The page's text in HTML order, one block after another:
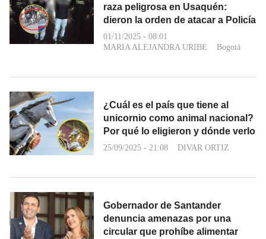
raza peligrosa en Usaquén:
dieron la orden de atacar a Policía
01/11/2025 - 08:01
MARIA ALEJANDRA URIBE
Bogotá
¿Cuál es el país que tiene al
unicornio como animal nacional?
Por qué lo eligieron y dónde verlo
25/09/2025 - 21:08 DIVAR ORTIZ
Gobernador de Santander
denuncia amenazas por una
circular que prohíbe alimentar